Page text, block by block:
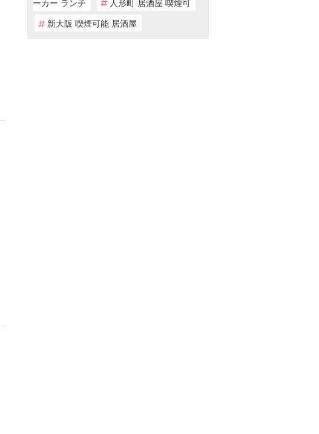
ーカー ランチ
人形町 居酒屋 喫煙可
新大阪 喫煙可能 居酒屋